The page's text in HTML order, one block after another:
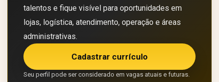
talentos e fique visível para oportunidades em
lojas, logística, atendimento, operação e áreas
administrativas.
Cadastrar currículo
Seu perfil pode ser considerado em vagas atuais e futuras.